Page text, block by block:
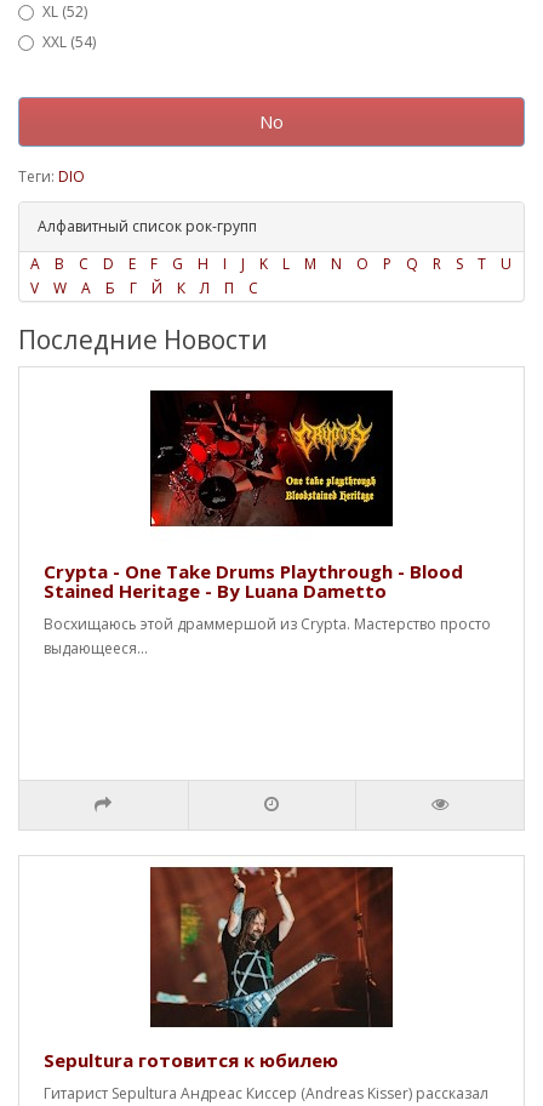
XL (52)
XXL (54)
No
Теги: DIO
Алфавитный список рок-групп
A
B C D E F G H I J K L M N O P Q R S T
U
V
W А Б Г Й К Л П С
Последние Новости
Crypta - One Take Drums Playthrough - Blood
Stained Heritage - By Luana Dametto
Восхищаюсь этой драммершой из Crypta. Мастерство просто
выдающееся...
Sepultura готовится к юбилею
Гитарист Sepultura Андреас Киссер (Andreas Kisser) рассказал